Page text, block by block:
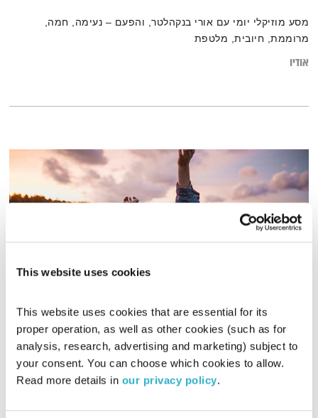
This website uses cookies
This website uses cookies that are essential for its
proper operation, as well as other cookies (such as for
analysis, research, advertising and marketing) subject to
your consent. You can choose which cookies to allow.
Read more details in our privacy policy.
מסע מוזיקלי יומי עם אורי בנקהלטר, והפעם – נעימה, חמה,
מרוממת, חיובית, מלטפת
אודיו
התרוממות – 7.8.25
התרוממות
גליה גלעדי
07.08.25
01:58:58